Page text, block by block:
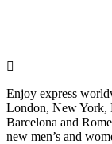
Enjoy express
London, New York,
Barcelona and
new men’s and